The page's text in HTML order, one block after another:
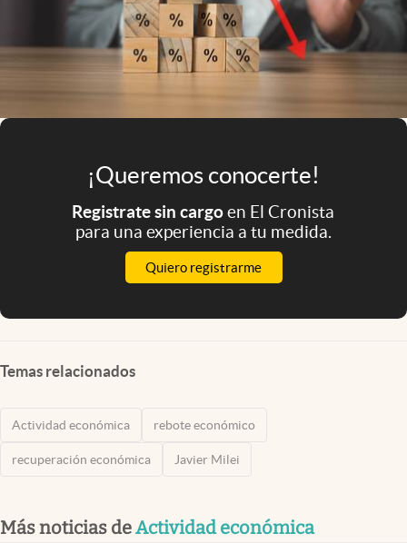
Eventos Corporativos
El Cronista Studio
¡Queremos conocerte!
Registrate sin cargoen El Cronista
para una experiencia a tu medida.
Quiero registrarme
Temas relacionados
Actividad económica rebote económico
recuperación económica Javier Milei
Más noticias deActividad económica